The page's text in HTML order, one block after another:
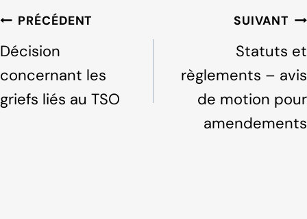
b
o
o
k
dI
Navigation
l'article
PRÉCÉDENT
Décision
concernant les
griefs liés au TSO
SUIVANT
Statuts et
règlements – avis
de motion pour
amendements